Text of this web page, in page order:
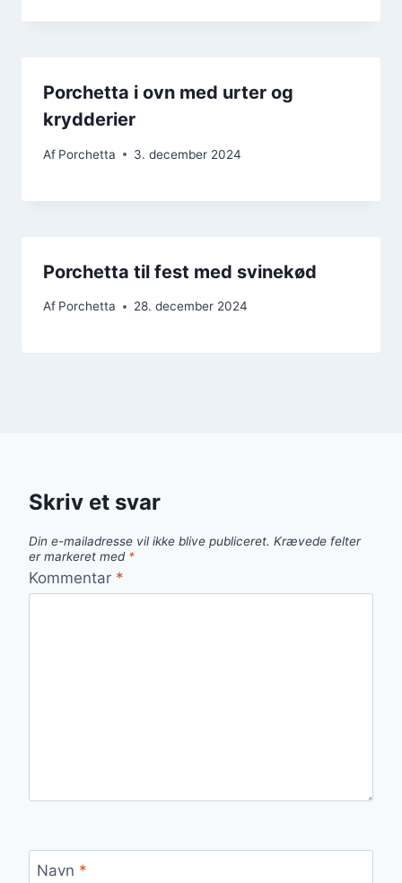
Porchetta i ovn med urter og
krydderier
Af Porchetta 3. december 2024
Porchetta til fest med svinekød
Af Porchetta 28. december 2024
Skriv et svar
Din e-mailadresse vil ikke blive publiceret. Krævede felter
er markeret med *
Kommentar *
Navn *